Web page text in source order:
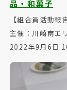
品・和菓子
【組合員活動報
主催：川崎南エ
2022年9月6日